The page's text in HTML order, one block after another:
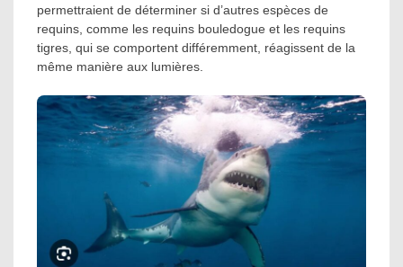
permettraient de déterminer si d’autres espèces de
requins, comme les requins bouledogue et les requins
tigres, qui se comportent différemment, réagissent de la
même manière aux lumières.